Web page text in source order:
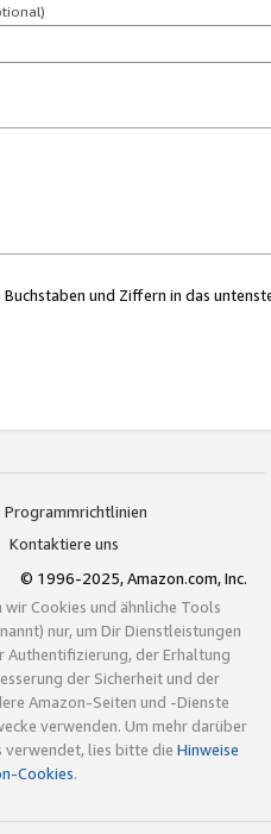
und Ziffern in das
Programmrichtlinien
Kontaktiere uns
© 1996-2025, Amazon.com, Inc.
Cookies und ähnliche Tools
nur, um Dir Dienstleistungen
Authentifizierung, der Erhaltung
der Sicherheit und der
Amazon-Seiten und -Dienste
verwenden. Um mehr darüber
verwendet, lies bitte die Hinweise
Cookies.